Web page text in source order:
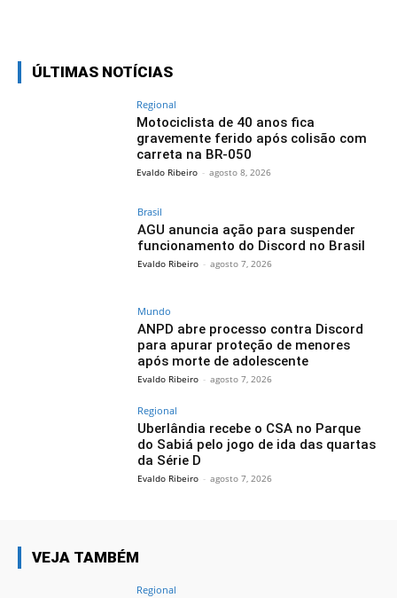
ÚLTIMAS NOTÍCIAS
Regional
Motociclista de 40 anos fica
gravemente ferido após colisão com
carreta na BR-050
Evaldo Ribeiro - agosto 8, 2026
Brasil
AGU anuncia ação para suspender
funcionamento do Discord no Brasil
Evaldo Ribeiro - agosto 7, 2026
Mundo
ANPD abre processo contra Discord
para apurar proteção de menores
após morte de adolescente
Evaldo Ribeiro - agosto 7, 2026
Regional
Uberlândia recebe o CSA no Parque
do Sabiá pelo jogo de ida das quartas
da Série D
Evaldo Ribeiro - agosto 7, 2026
VEJA TAMBÉM
Regional